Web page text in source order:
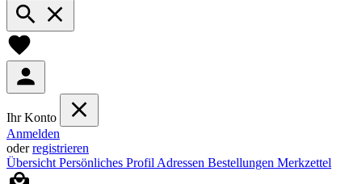
Ihr Konto
Anmelden
oderregistrieren
Übersicht Persönliches Profil Adressen Bestellungen Merkzettel